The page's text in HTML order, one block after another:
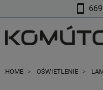
smartphone
HOME OŚWIETLENIE